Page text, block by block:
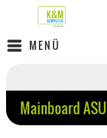
MENÜ
Mainboard